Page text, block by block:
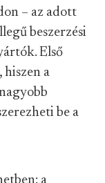
– az adott
beszerzési
Első
hiszen a
be a
a